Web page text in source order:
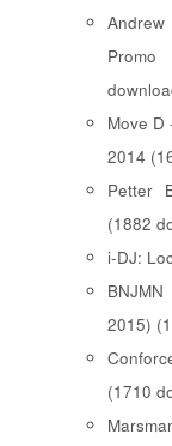
Move D
2014
Petter
(1882
i-DJ:
2015)
(1710